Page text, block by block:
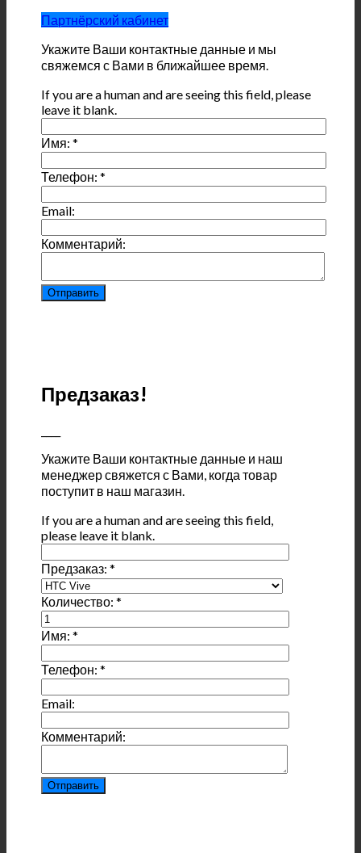
Партнёрский кабинет
Укажите Ваши контактные данные и мы
свяжемся с Вами в ближайшее время.
If you are a human and are seeing this field, please
leave it blank.
Имя:*
Телефон:*
Email:
Комментарий:
Предзаказ!
Укажите Ваши контактные данные и наш
менеджер свяжется с Вами, когда товар
поступит в наш магазин.
If you are a human and are seeing this field,
please leave it blank.
Предзаказ:*
Количество:*
Имя:*
Телефон:*
Email:
Комментарий: